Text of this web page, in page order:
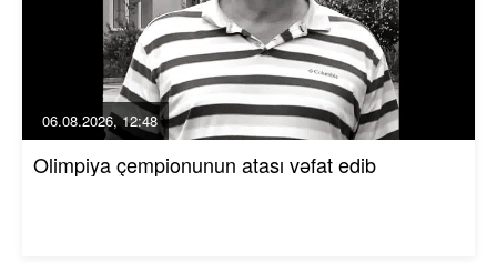
06.08.2026, 12:48
Olimpiya çempionunun atası vəfat edib